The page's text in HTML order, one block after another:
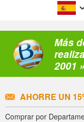
Más
2001 »
AHORRE UN
Comprar por